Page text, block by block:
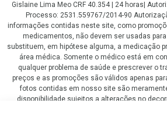
Gislaine Lima Meo CRF 40.354 | 24 horas|
Processo: 2531.559767/2014-90
informações contidas neste site, como
medicamentos, não devem ser usadas
substituem, em hipótese alguma, a medicação
área médica. Somente o médico está em
qualquer problema de saúde e prescrever o
preços e as promoções são válidos apenas
fotos contidas em nosso site são
disponibilidade sujeitos a alterações no